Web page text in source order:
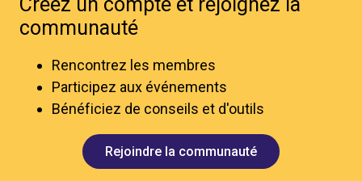
communauté
Rencontrez les membres
Participez aux événements
Bénéficiez de conseils et d'outils
Rejoindre la communauté